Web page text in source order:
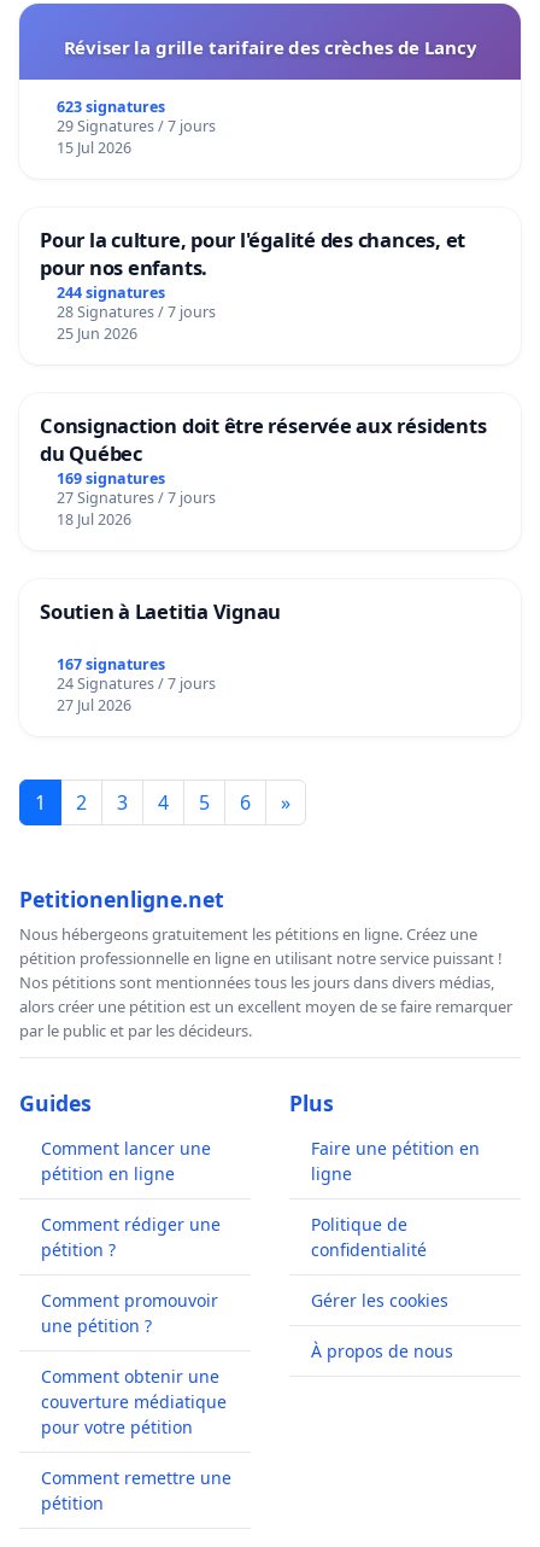
Réviser la grille tarifaire des crèches de Lancy
623 signatures
29 Signatures / 7 jours
15 Jul 2026
Pour la culture, pour l'égalité des chances, et
pour nos enfants.
244 signatures
28 Signatures / 7 jours
25 Jun 2026
Consignaction doit être réservée aux résidents
du Québec
169 signatures
27 Signatures / 7 jours
18 Jul 2026
Soutien à Laetitia Vignau
167 signatures
24 Signatures / 7 jours
27 Jul 2026
1 2 3 4 5 6 »
Petitionenligne.net
Nous hébergeons gratuitement les pétitions en ligne. Créez une
pétition professionnelle en ligne en utilisant notre service puissant !
Nos pétitions sont mentionnées tous les jours dans divers médias,
alors créer une pétition est un excellent moyen de se faire remarquer
par le public et par les décideurs.
Guides
Comment lancer une
pétition en ligne
Comment rédiger une
pétition ?
Comment promouvoir
une pétition ?
Comment obtenir une
couverture médiatique
pour votre pétition
Comment remettre une
pétition
Plus
Faire une pétition en
ligne
Politique de
confidentialité
Gérer les cookies
À propos de nous